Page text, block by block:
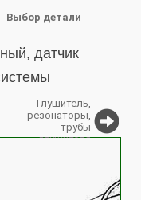
Выбор детали
датчик
Глушитель,
резонаторы,
трубы
глушителя